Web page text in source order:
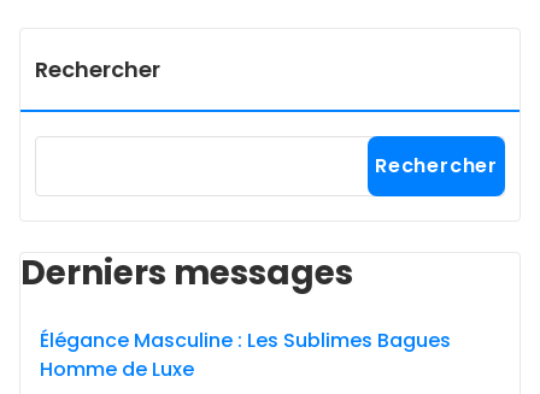
Rechercher
Rechercher
Derniers messages
Élégance Masculine : Les Sublimes Bagues
Homme de Luxe